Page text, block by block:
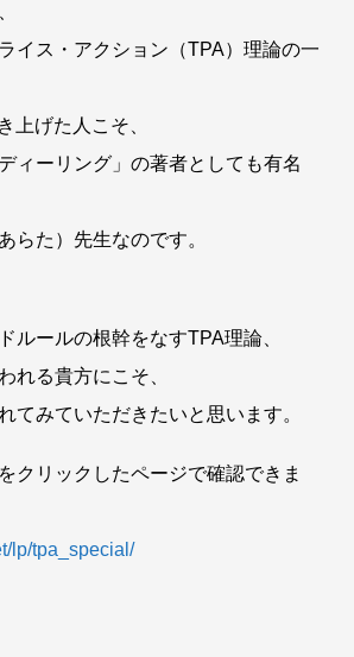
イス・アクション（TPA）理論の一
上げた人こそ、
ィーリング」の著者としても有名
た）先生なのです。
ルールの根幹をなすTPA理論、
れる貴方にこそ、
てみていただきたいと思います。
クリックしたページで確認できま
lp/tpa_special/